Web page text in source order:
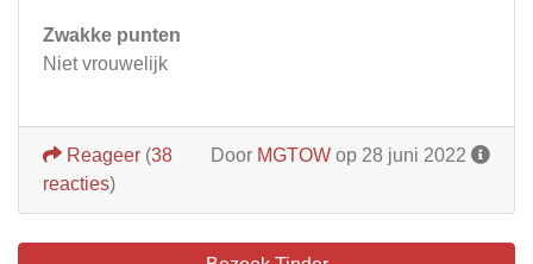
Zwakke punten
Niet vrouwelijk
Door MGTOW op 28 juni 2022
Reageer (38
reacties)